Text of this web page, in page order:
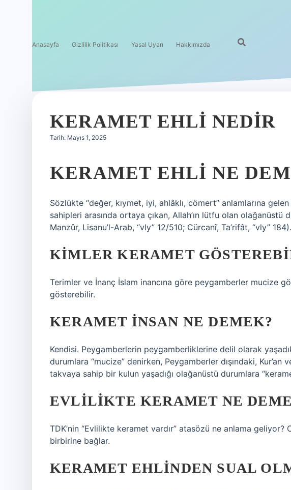
Anasayfa Gizlilik Politikası Yasal Uyarı Hakkımızda
KERAMET EHLI NEDIR
Tarih: Mayıs 1, 2025
KERAMET EHLI NE
Sözlükte “değer, kıymet, iyi, ahlâklı, cömert” anlamlarına
sahipleri arasında ortaya çıkan, Allah’ın lütfu olan olağanüstü
Manzûr, Lisanu’l-Arab, “vly” 12/510; Cürcanî, Ta’rifât, “vly” 184).
KIMLER KERAMET
Terimler ve İnanç İslam inancına göre peygamberler mucize
gösterebilir.
KERAMET INSAN NE DEMEK?
Kendisi. Peygamberlerin peygamberliklerine delil olarak
durumlara “mucize” denirken, Peygamberler dışındaki,
takvaya sahip bir kulun yaşadığı olağanüstü durumlara
EVLILIKTE KERAMET NE
TDK’nin “Evlilikte keramet vardır” atasözü ne anlama
birbirine bağlar.
KERAMET EHLINDEN SUAL